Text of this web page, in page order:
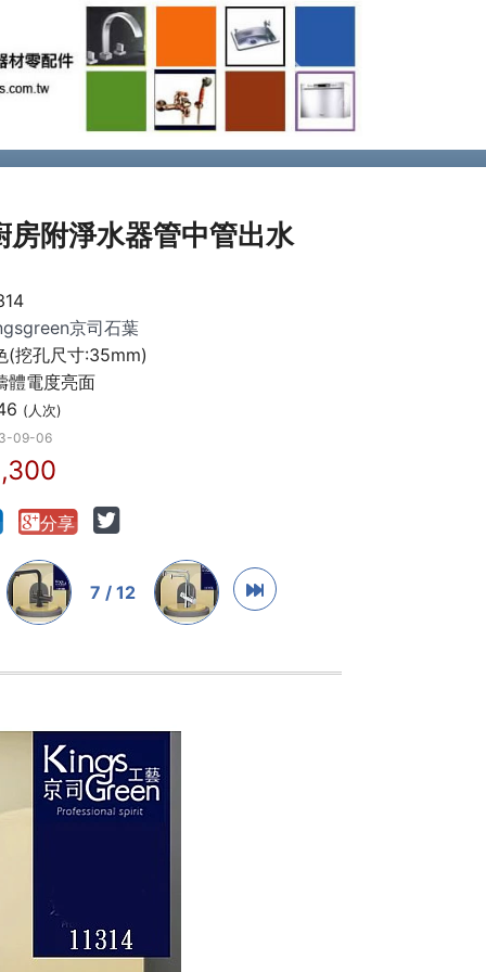
Next
房附淨水器管中管出水
京司石葉
(挖孔尺寸:35mm)
體電度亮面
(人次)
09-06
7 / 12